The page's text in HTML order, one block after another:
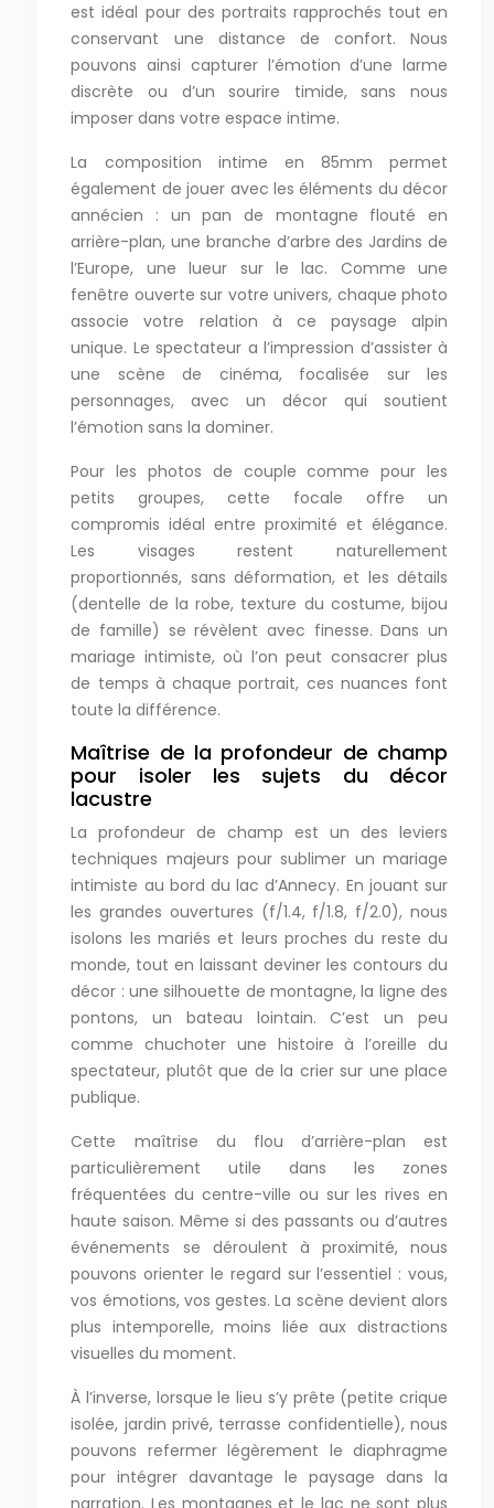
est idéal pour des portraits rapprochés tout en
conservant une distance de confort. Nous
pouvons ainsi capturer l’émotion d’une larme
discrète ou d’un sourire timide, sans nous
imposer dans votre espace intime.
La composition intime en 85mm permet
également de jouer avec les éléments du décor
annécien : un pan de montagne flouté en
arrière-plan, une branche d’arbre des Jardins de
l’Europe, une lueur sur le lac. Comme une
fenêtre ouverte sur votre univers, chaque photo
associe votre relation à ce paysage alpin
unique. Le spectateur a l’impression d’assister à
une scène de cinéma, focalisée sur les
personnages, avec un décor qui soutient
l’émotion sans la dominer.
Pour les photos de couple comme pour les
petits groupes, cette focale offre un
compromis idéal entre proximité et élégance.
Les visages restent naturellement
proportionnés, sans déformation, et les détails
(dentelle de la robe, texture du costume, bijou
de famille) se révèlent avec finesse. Dans un
mariage intimiste, où l’on peut consacrer plus
de temps à chaque portrait, ces nuances font
toute la différence.
Maîtrise de la profondeur de champ
pour isoler les sujets du décor
lacustre
La profondeur de champ est un des leviers
techniques majeurs pour sublimer un mariage
intimiste au bord du lac d’Annecy. En jouant sur
les grandes ouvertures (f/1.4, f/1.8, f/2.0), nous
isolons les mariés et leurs proches du reste du
monde, tout en laissant deviner les contours du
décor : une silhouette de montagne, la ligne des
pontons, un bateau lointain. C’est un peu
comme chuchoter une histoire à l’oreille du
spectateur, plutôt que de la crier sur une place
publique.
Cette maîtrise du flou d’arrière-plan est
particulièrement utile dans les zones
fréquentées du centre-ville ou sur les rives en
haute saison. Même si des passants ou d’autres
événements se déroulent à proximité, nous
pouvons orienter le regard sur l’essentiel : vous,
vos émotions, vos gestes. La scène devient alors
plus intemporelle, moins liée aux distractions
visuelles du moment.
À l’inverse, lorsque le lieu s’y prête (petite crique
isolée, jardin privé, terrasse confidentielle), nous
pouvons refermer légèrement le diaphragme
pour intégrer davantage le paysage dans la
narration. Les montagnes et le lac ne sont plus